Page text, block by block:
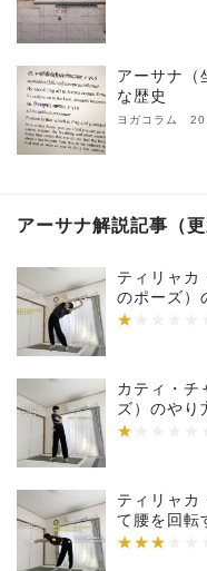
アーサナ（
な歴史
ヨガコラム
アーサナ解説記事（更
ティリャカ
のポーズ）
★
カティ・チ
ズ）のやり
★
ティリャカ
て腰を回
★★★